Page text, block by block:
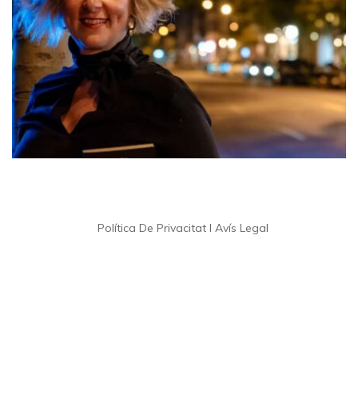
Política De Privacitat I Avís Legal